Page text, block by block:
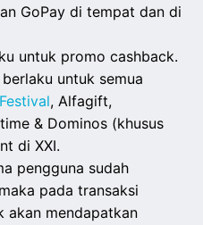
GoPay di tempat dan di
untuk promo cashback.
untuk semua
, Alfagift,
& Dominos (khusus
di XXI.
pengguna sudah
pada transaksi
akan mendapatkan